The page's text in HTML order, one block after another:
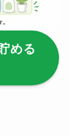
使い方
！
ソー/
ンディ
は買え
める